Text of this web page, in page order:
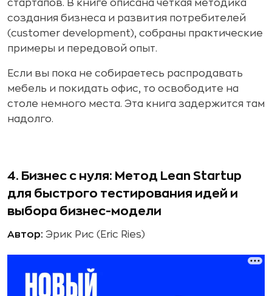
стартапов. В книге описана четкая методика
создания бизнеса и развития потребителей
(сustomer development), собраны практические
примеры и передовой опыт.
Если вы пока не собираетесь распродавать
мебель и покидать офис, то освободите на
столе немного места. Эта книга задержится там
надолго.
4. Бизнес с нуля: Метод Lean Startup
для быстрого тестирования идей и
выбора бизнес-модели
Автор: Эрик Рис (Eric Ries)